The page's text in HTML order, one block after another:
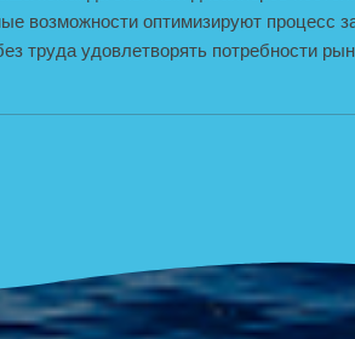
возможности оптимизируют процесс
труда удовлетворять потребности